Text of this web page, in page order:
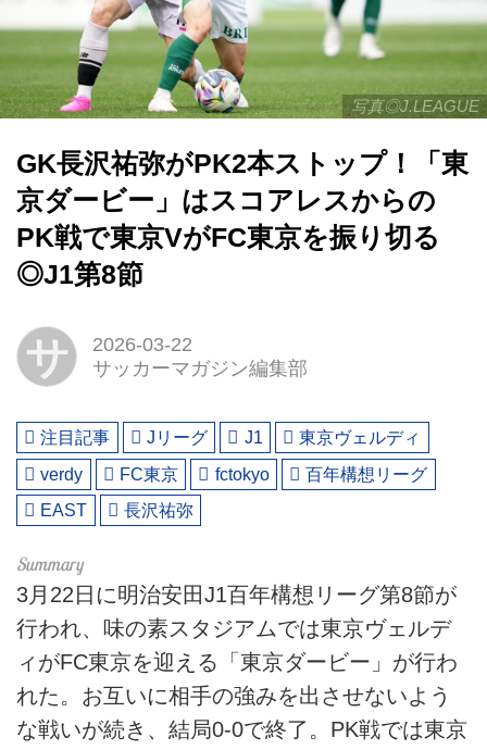
写真◎J.LEAGUE
GK長沢祐弥がPK2本ストップ！「東
京ダービー」はスコアレスからの
PK戦で東京VがFC東京を振り切る
◎J1第8節
サ
2026-03-22
サッカーマガジン編集部
注目記事 Jリーグ J1
東京ヴェルディ
verdy
FC東京 fctokyo
百年構想リーグ
EAST
長沢祐弥
3月22日に明治安田J1百年構想リーグ第8節が
行われ、味の素スタジアムでは東京ヴェルデ
ィがFC東京を迎える「東京ダービー」が行わ
れた。お互いに相手の強みを出させないよう
な戦いが続き、結局0-0で終了。PK戦では東京